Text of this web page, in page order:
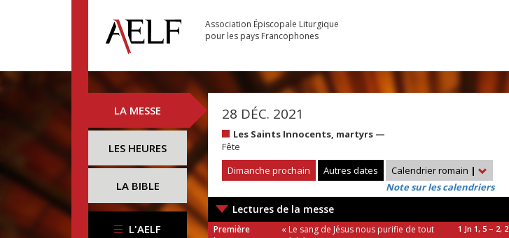
Association Épiscopale Liturgique
pour les pays Francophones
LA MESSE
LES HEURES
LA BIBLE
L'AELF
28 DÉC. 2021
Les Saints Innocents, martyrs —
Fête
Dimanche prochain
Autres dates Calendrier romain |
Note sur les calendriers
Lectures de la messe
Première
« Le sang de Jésus nous purifie de tout
1 Jn 1, 5 – 2, 2